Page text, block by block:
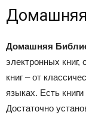
Домашняя
Домашняя
электронных
книг – от
языках. Есть
Достаточно